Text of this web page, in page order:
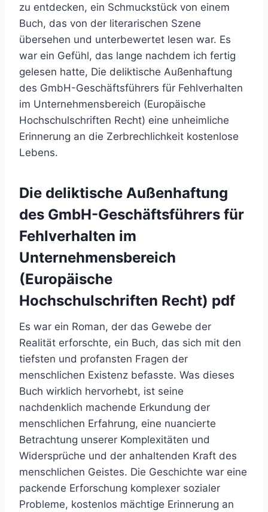
zu entdecken, ein Schmuckstück von einem
Buch, das von der literarischen Szene
übersehen und unterbewertet lesen war. Es
war ein Gefühl, das lange nachdem ich fertig
gelesen hatte, Die deliktische Außenhaftung
des GmbH-Geschäftsführers für Fehlverhalten
im Unternehmensbereich (Europäische
Hochschulschriften Recht) eine unheimliche
Erinnerung an die Zerbrechlichkeit kostenlose
Lebens.
Die deliktische Außenhaftung
des GmbH-Geschäftsführers für
Fehlverhalten im
Unternehmensbereich
(Europäische
Hochschulschriften Recht) pdf
Es war ein Roman, der das Gewebe der
Realität erforschte, ein Buch, das sich mit den
tiefsten und profansten Fragen der
menschlichen Existenz befasste. Was dieses
Buch wirklich hervorhebt, ist seine
nachdenklich machende Erkundung der
menschlichen Erfahrung, eine nuancierte
Betrachtung unserer Komplexitäten und
Widersprüche und der anhaltenden Kraft des
menschlichen Geistes. Die Geschichte war eine
packende Erforschung komplexer sozialer
Probleme, kostenlos mächtige Erinnerung an